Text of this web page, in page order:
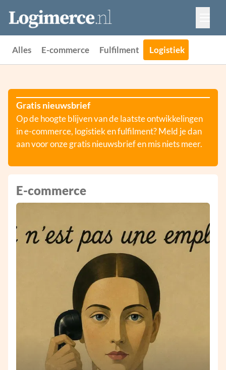
Vacatures
Events
Alles E-commerce Fulfilment Logistiek
Gratis nieuwsbrief
Op de hoogte blijven van de laatste ontwikkelingen
in e-commerce, logistiek en fulfilment? Meld je dan
aan voor onze gratis nieuwsbrief en mis niets meer.
E-commerce